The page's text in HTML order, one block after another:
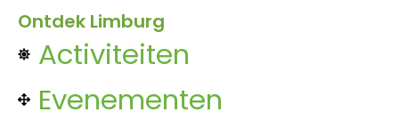
Ontdek Limburg
Activiteiten
Evenementen